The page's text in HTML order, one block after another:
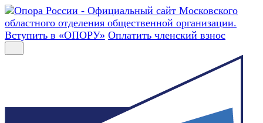
Вступить в «ОПОРУ» Оплатить членский взнос